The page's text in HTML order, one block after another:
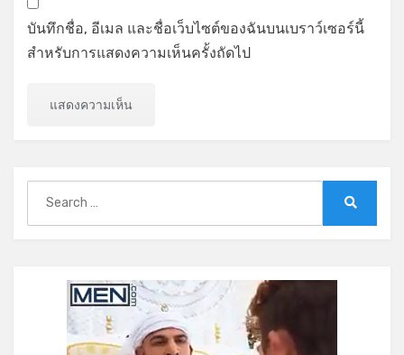
บันทึกชื่อ, อีเมล และชื่อเว็บไซต์ของฉันบนเบราว์เซอร์นี้
สำหรับการแสดงความเห็นครั้งถัดไป
for: